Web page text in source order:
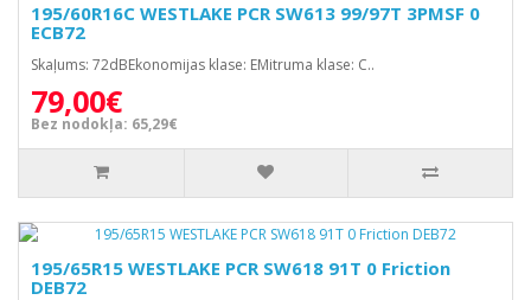
195/60R16C WESTLAKE PCR SW613 99/97T 3PMSF 0
ECB72
Skaļums: 72dBEkonomijas klase: EMitruma klase: C..
79,00€
Bez nodokļa: 65,29€
195/65R15 WESTLAKE PCR SW618 91T 0 Friction
DEB72